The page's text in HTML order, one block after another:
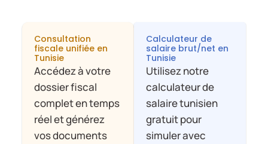
RESOURCES
Careers
Consultation
fiscale unifiée en
Tunisie
Accédez à votre
dossier fiscal
complet en temps
réel et générez
vos documents
Calculateur de
salaire brut/net en
Tunisie
Utilisez notre
calculateur de
salaire tunisien
gratuit pour
simuler avec